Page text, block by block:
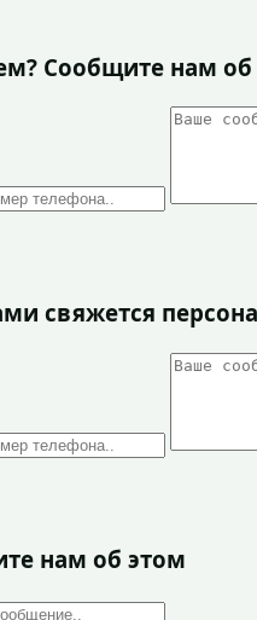
Сообщите нам
свяжется
нам об этом